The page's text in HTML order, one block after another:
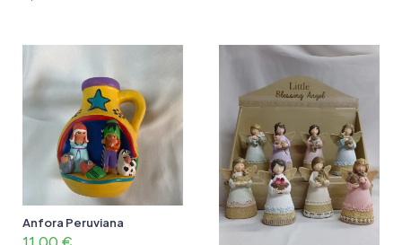
Anfora Peruviana